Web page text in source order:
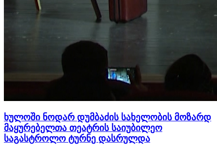
ხულოში ნოდარ დუმბაძის სახელობის მოზარდ
მაყურებელთა თეატრის საიუბილეო
საგასტროლო ტურნე დასრულდა